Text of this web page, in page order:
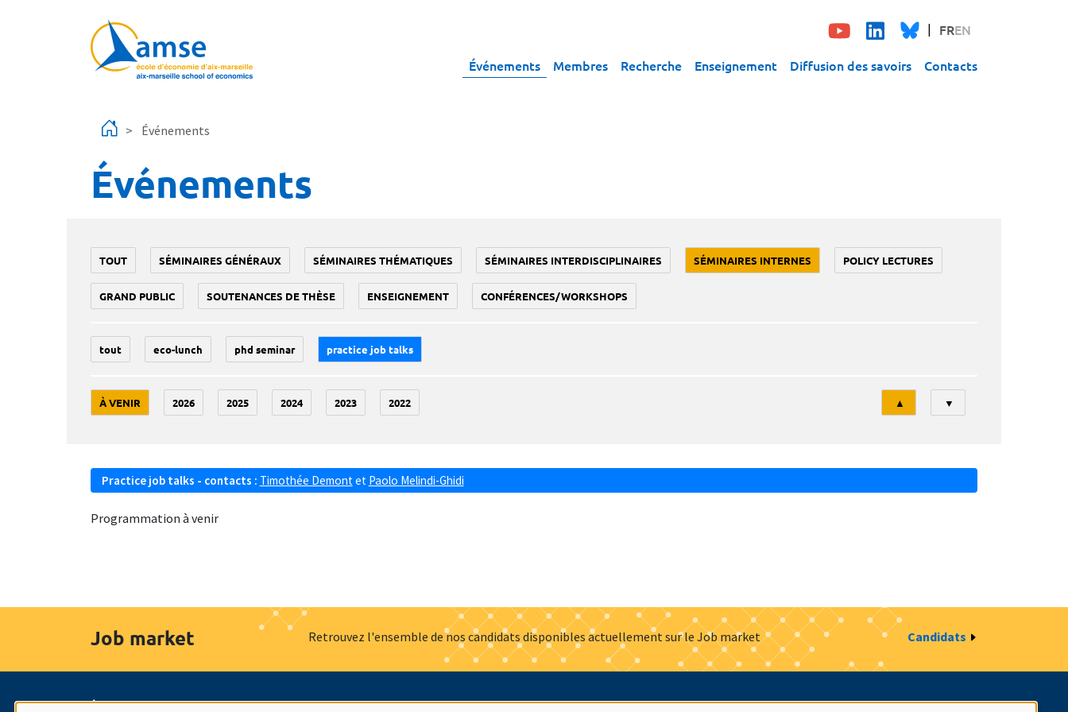
FREN
Événements Membres Recherche Enseignement Diffusion des savoirs Contacts
Événements
Événements
TOUT SÉMINAIRES GÉNÉRAUX SÉMINAIRES THÉMATIQUES SÉMINAIRES INTERDISCIPLINAIRES SÉMINAIRES INTERNES POLICY LECTURES
GRAND PUBLIC SOUTENANCES DE THÈSE ENSEIGNEMENT CONFÉRENCES/WORKSHOPS
tout eco-lunch phd seminar practice job talks
À VENIR 2026 2025 2024 2023 2022
Tri
▲ ▼
Practice job talks - contacts : Timothée Demont et Paolo Melindi-Ghidi
Programmation à venir
Job market Retrouvez l'ensemble de nos candidats disponibles actuellement sur le Job market Candidats
À propos Nos engagements Hommage à Actualités Offres d'emploi Presse Mentions légales Gestion des cookies Intranet